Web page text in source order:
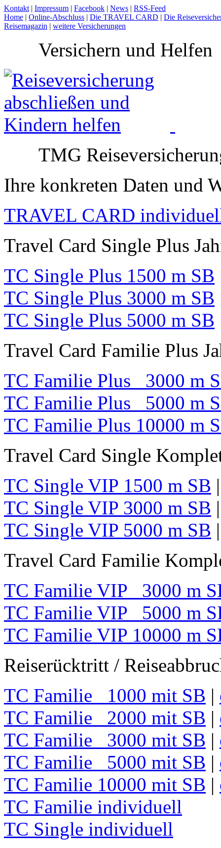
Kontakt | Impressum | Facebook | News | RSS-Feed
Home | Online-Abschluss | Die TRAVEL CARD | Die
Reisemagazin | weitere Versicherungen
Versichern und Helfen
TMG
Ihre konkreten Daten und
TRAVEL CARD
Travel Card Single Plus
TC Single Plus 1500 m SB
TC Single Plus 3000 m SB
TC Single Plus 5000 m SB
Travel Card Familie Plus
TC Familie Plus 3000 m
TC Familie Plus 5000 m
TC Familie Plus 10000 m
Travel Card Single
TC Single VIP 1500 m SB
TC Single VIP 3000 m SB
TC Single VIP 5000 m SB
Travel Card Familie
TC Familie VIP 3000 m
TC Familie VIP 5000 m
TC Familie VIP 10000 m
Reiserücktritt /
TC Familie 1000 mit SB |
TC Familie 2000 mit SB |
TC Familie 3000 mit SB |
TC Familie 5000 mit SB |
TC Familie 10000 mit SB |
TC Familie individuell
TC Single individuell